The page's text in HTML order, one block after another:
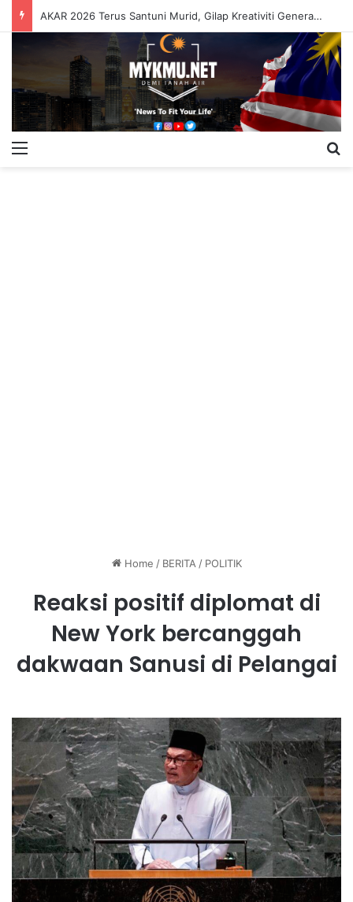
AKAR 2026 Terus Santuni Murid, Gilap Kreativiti Generasi Muda
Home / BERITA / POLITIK
Reaksi positif diplomat di
New York bercanggah
dakwaan Sanusi di Pelangai